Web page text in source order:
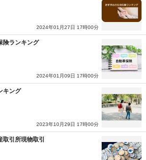
2024年01月27日 17時00分
険ランキング
2024年01月09日 17時00分
キング
2023年10月29日 17時00分
引所現物取引